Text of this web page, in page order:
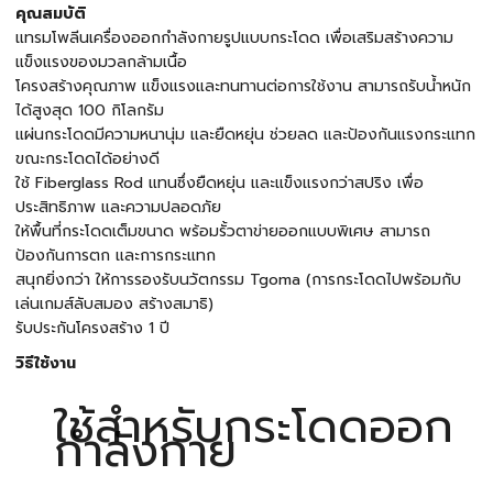
คุณสมบัติ
แทรมโพลีนเครื่องออกกำลังกายรูปแบบกระโดด เพื่อเสริมสร้างความ
แข็งแรงของมวลกล้ามเนื้อ
โครงสร้างคุณภาพ แข็งแรงและทนทานต่อการใช้งาน สามารถรับน้ำหนัก
ได้สูงสุด 100 กิโลกรัม
แผ่นกระโดดมีความหนานุ่ม และยืดหยุ่น ช่วยลด และป้องกันแรงกระแทก
ขณะกระโดดได้อย่างดี
ใช้ Fiberglass Rod แทนซึ่งยืดหยุ่น และแข็งแรงกว่าสปริง เพื่อ
ประสิทธิภาพ และความปลอดภัย
ให้พื้นที่กระโดดเต็มขนาด พร้อมรั้วตาข่ายออกแบบพิเศษ สามารถ
ป้องกันการตก และการกระแทก
สนุกยิ่งกว่า ให้การรองรับนวัตกรรม Tgoma (การกระโดดไปพร้อมกับ
เล่นเกมส์ลับสมอง สร้างสมาธิ)
รับประกันโครงสร้าง 1 ปี
วิธีใช้งาน
ใช้สำหรับกระโดดออก
กำลังกาย